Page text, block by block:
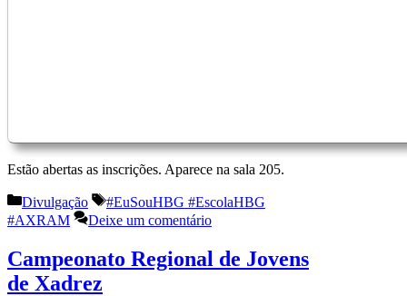
Estão abertas as inscrições. Aparece na sala 205.
Categorias
Divulgação Etiquetas
#EuSouHBG #EscolaHBG
#AXRAM
Deixe um comentário
Campeonato Regional de Jovens
de Xadrez